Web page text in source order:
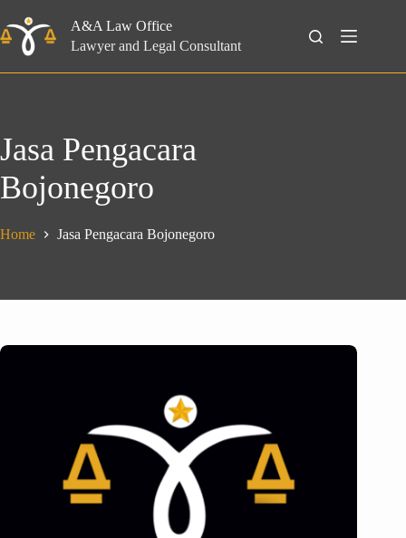
to
content
A&A Law Office
Lawyer and Legal Consultant
Search
Jasa Pengacara
Bojonegoro
Home Jasa Pengacara Bojonegoro